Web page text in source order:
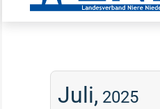
Juli, 2025